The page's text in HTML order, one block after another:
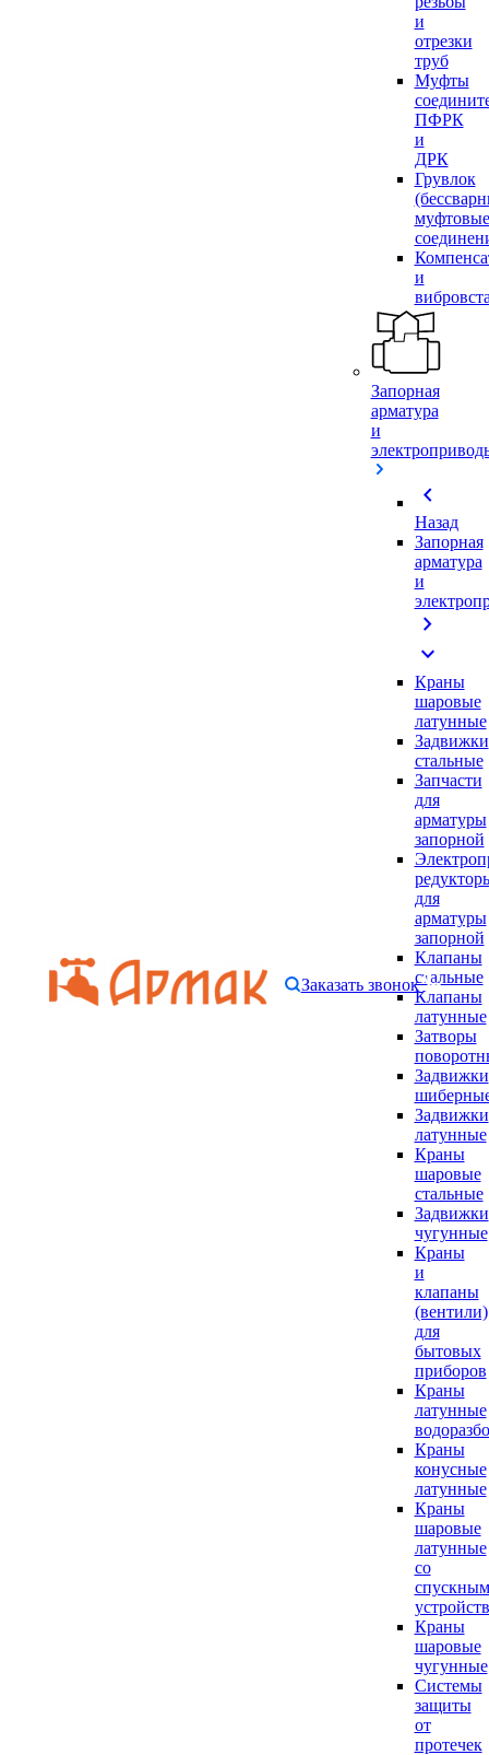
и
отрезки
труб
Муфты
ПФРК
и
ДРК
Грувлок
муфтовые
и
Запорная
арматура
и
chevron_left
Назад
Запорная
арматура
и
chevron_right
expand_more
Краны
шаровые
латунные
Задвижки
стальные
Запчасти
для
арматуры
запорной
для
арматуры
запорной
Клапаны
стальные
Клапаны
латунные
Затворы
Задвижки
Задвижки
латунные
Краны
шаровые
стальные
Задвижки
чугунные
Краны
и
клапаны
(вентили)
для
бытовых
приборов
Краны
латунные
Краны
конусные
латунные
Краны
шаровые
латунные
со
спускным
Краны
шаровые
чугунные
Системы
защиты
от
протечек
Заказать звонок